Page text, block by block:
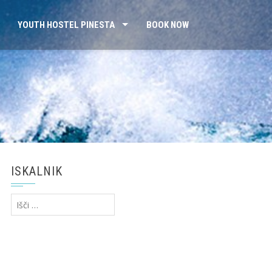
YOUTH HOSTEL PINESTA BOOK NOW
ISKALNIK
Išči: